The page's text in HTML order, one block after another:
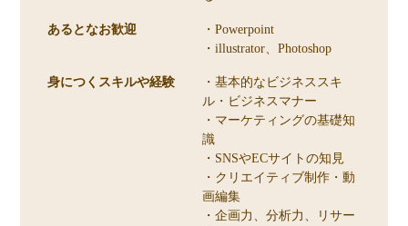
あるとなお歓迎
・Powerpoint
・illustrator、Photoshop
身につくスキルや経験
・基本的なビジネススキ
ル・ビジネスマナー
・マーケティングの基礎知
識
・SNSやECサイトの知見
・クリエイティブ制作・動
画編集
・企画力、分析力、リサー